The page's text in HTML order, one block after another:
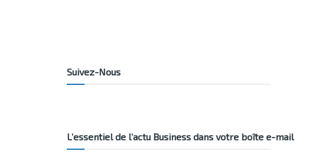
Suivez-Nous
L’essentiel de l’actu Business dans votre boîte e-mail